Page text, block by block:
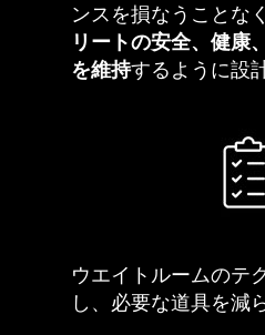
ンスを損なうことな
リートの安全、健康
を維持するように設
ウエイトルームのテ
し、必要な道具を減